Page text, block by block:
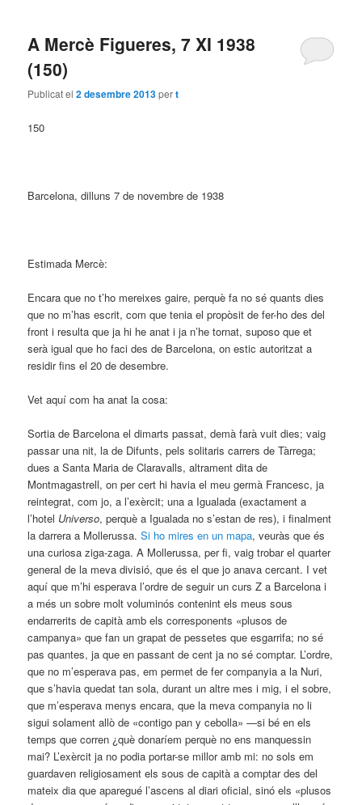
A Mercè Figueres, 7 XI 1938
(150)
Publicat el2 desembre 2013pert
150
Barcelona, dilluns 7 de novembre de 1938
Estimada Mercè:
Encara que no t’ho mereixes gaire, perquè fa no sé quants dies
que no m’has escrit, com que tenia el propòsit de fer-ho des del
front i resulta que ja hi he anat i ja n’he tornat, suposo que et
serà igual que ho faci des de Barcelona, on estic autoritzat a
residir fins el 20 de desembre.
Vet aquí com ha anat la cosa:
Sortia de Barcelona el dimarts passat, demà farà vuit dies; vaig
passar una nit, la de Difunts, pels solitaris carrers de Tàrrega;
dues a Santa Maria de Claravalls, altrament dita de
Montmagastrell, on per cert hi havia el meu germà Francesc, ja
reintegrat, com jo, a l’exèrcit; una a Igualada (exactament a
l’hotel Universo, perquè a Igualada no s’estan de res), i finalment
la darrera a Mollerussa.Si ho mires en un mapa, veuràs que és
una curiosa ziga-zaga. A Mollerussa, per fi, vaig trobar el quarter
general de la meva divisió, que és el que jo anava cercant. I vet
aquí que m’hi esperava l’ordre de seguir un curs Z a Barcelona i
a més un sobre molt voluminós contenint els meus sous
endarrerits de capità amb els corresponents «plusos de
campanya» que fan un grapat de pessetes que esgarrifa; no sé
pas quantes, ja que en passant de cent ja no sé comptar. L’ordre,
que no m’esperava pas, em permet de fer companyia a la Nuri,
que s’havia quedat tan sola, durant un altre mes i mig, i el sobre,
que m’esperava menys encara, que la meva companyia no li
sigui solament allò de «contigo pan y cebolla» —si bé en els
temps que corren ¿què donaríem perquè no ens manquessin
mai? L’exèrcit ja no podia portar-se millor amb mi: no sols em
guardaven religiosament els sous de capità a comptar des del
mateix dia que aparegué l’ascens al diari oficial, sinó els «plusos